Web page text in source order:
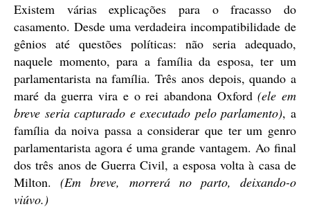
Existem várias explicações para o fracasso do
casamento. Desde uma verdadeira incompatibilidade de
gênios até questões políticas: não seria adequado,
naquele momento, para a família da esposa, ter um
parlamentarista na família. Três anos depois, quando a
maré da guerra vira e o rei abandona Oxford(ele em
breve seria capturado e executado pelo parlamento), a
família da noiva passa a considerar que ter um genro
parlamentarista agora é uma grande vantagem. Ao final
dos três anos de Guerra Civil, a esposa volta à casa de
Milton.(Em breve, morrerá no parto, deixando-o
viúvo.)